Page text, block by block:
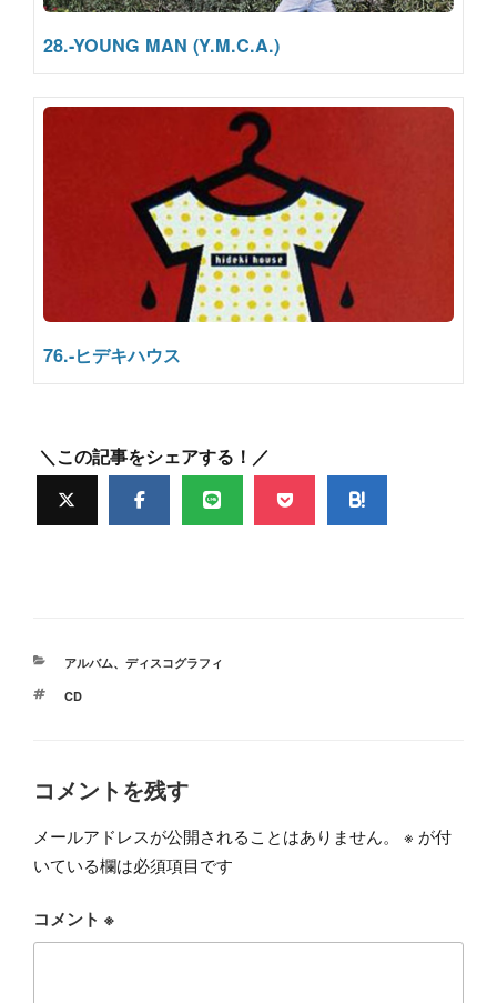
28.-YOUNG MAN (Y.M.C.A.)
76.-ヒデキハウス
＼この記事をシェアする！／
カ
ゴ
アルバム、 ディスコグラフィ
タ
CD
コメントを残す
メールアドレスが公開されることはありません。 ※ が付
いている欄は必須項目です
コメント ※